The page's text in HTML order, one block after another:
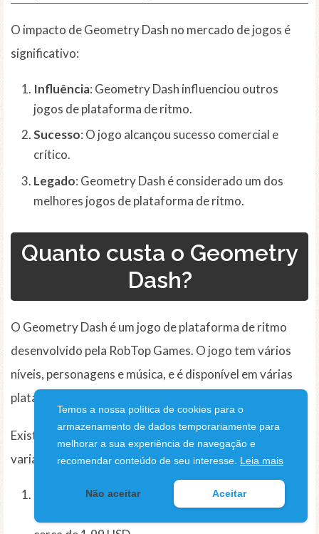
O impacto de Geometry Dash no mercado de jogos é
significativo:
Influência: Geometry Dash influenciou outros
jogos de plataforma de ritmo.
Sucesso: O jogo alcançou sucesso comercial e
crítico.
Legado: Geometry Dash é considerado um dos
melhores jogos de plataforma de ritmo.
Quanto custa o Geometry
Dash?
O Geometry Dash é um jogo de plataforma de ritmo
desenvolvido pela RobTop Games. O jogo tem vários
níveis, personagens e música, e é disponível em várias
plataformas.
Existem várias versões do Geometry Dash, e o preço
varia dependendo da versão e da plataforma:
Geometry Dash: Esta é a versão original do jogo e
está disponível para Android e iOS. O preço é de
Temos a nossa política de cookies para o
armazenamento de dados temporariamente para
melhorar a sua experiência de navegação e
recomendar conteúdo de seu interesse. Leia mais
Não aceitar Aceitar